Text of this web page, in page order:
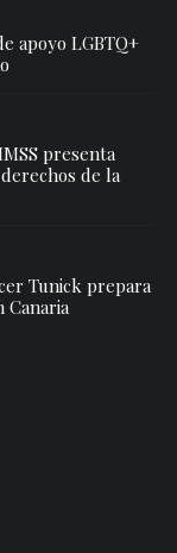
apoyo LGBTQ+
presenta
de la
Tunick prepara
Canaria